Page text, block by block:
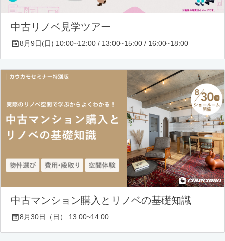
中古リノベ見学ツアー
8月9日(日) 10:00~12:00 / 13:00~15:00 / 16:00~18:00
中古マンション購入とリノベの基礎知識
8月30日（日） 13:00~14:00